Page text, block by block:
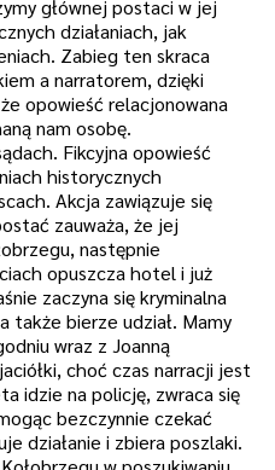
głównej postaci w jej
działaniach, jak
Zabieg ten skraca
a narratorem, dzięki
opowieść relacjonowana
nam osobę.
Fikcyjna opowieść
historycznych
Akcja zawiązuje się
zauważa, że jej
następnie
opuszcza hotel i już
zaczyna się kryminalna
także bierze udział. Mamy
wraz z Joanną
choć czas narracji jest
idzie na policję, zwraca się
bezczynnie czekać
działanie i zbiera poszlaki.